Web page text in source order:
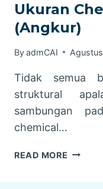
Ukuran
(Angkur)
ByadmCAI
Tidak semua
struktural
sambungan
chemical…
READ MORE UKURAN